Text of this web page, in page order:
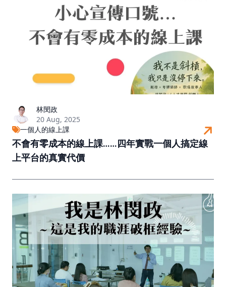
林閔政
20 Aug, 2025
一個人的線上課
不會有零成本的線上課……四年實戰一個人搞定線
上平台的真實代價